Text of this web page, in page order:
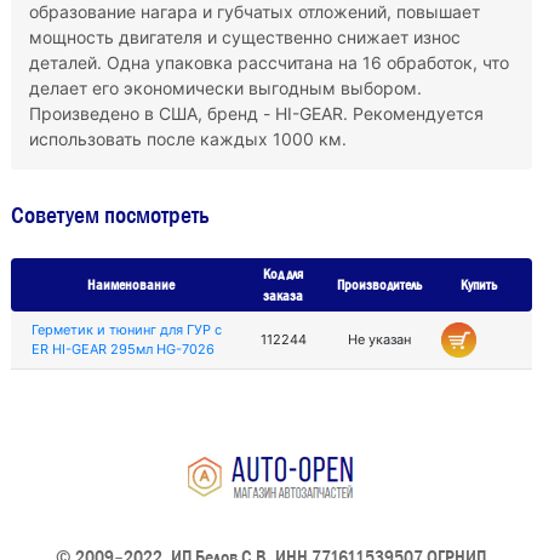
образование нагара и губчатых отложений, повышает
мощность двигателя и существенно снижает износ
деталей. Одна упаковка рассчитана на 16 обработок, что
делает его экономически выгодным выбором.
Произведено в США, бренд - HI-GEAR. Рекомендуется
использовать после каждых 1000 км.
Советуем посмотреть
Наименование
Код для
заказа
Производитель Купить
Герметик и тюнинг для ГУР с
ER HI-GEAR 295мл HG-7026
112244 Не указан